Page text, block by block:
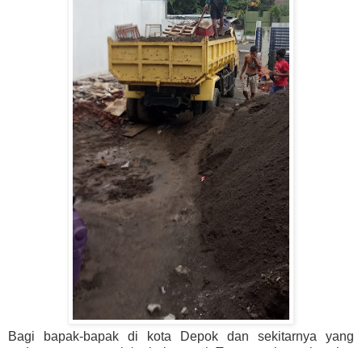
Bagi bapak-bapak di kota Depok dan sekitarnya yang